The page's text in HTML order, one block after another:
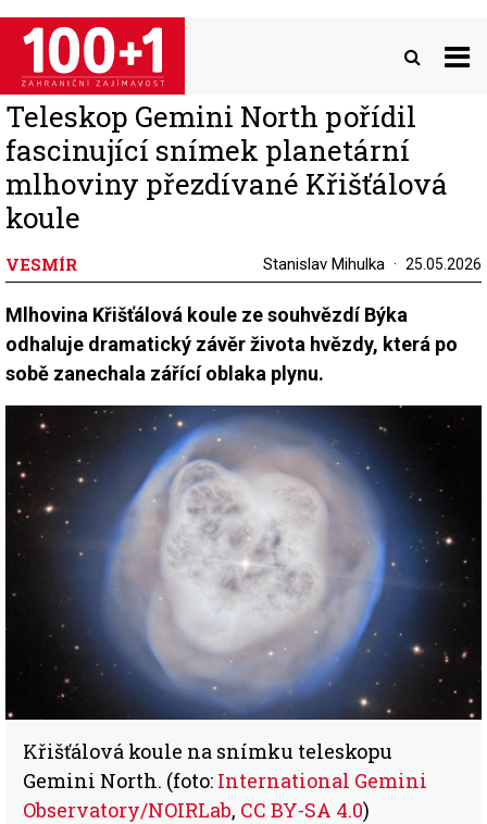
Přejít
hlavnímu
obsahu
Teleskop Gemini North pořídil
fascinující snímek planetární
mlhoviny přezdívané Křišťálová
koule
VESMÍR Stanislav Mihulka 25.05.2026
Mlhovina Křišťálová koule ze souhvězdí Býka
odhaluje dramatický závěr života hvězdy, která po
sobě zanechala zářící oblaka plynu.
Křišťálová koule na snímku teleskopu
Gemini North. (foto: International Gemini
Observatory/NOIRLab, CC BY-SA 4.0)